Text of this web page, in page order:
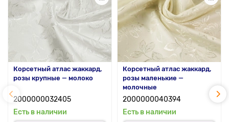
Корсетный атлас жаккард,
розы крупные — молоко
2000000032405
Есть в наличии
Корсетный атлас жаккард,
розы маленькие —
молочные
2000000040394
Есть в наличии